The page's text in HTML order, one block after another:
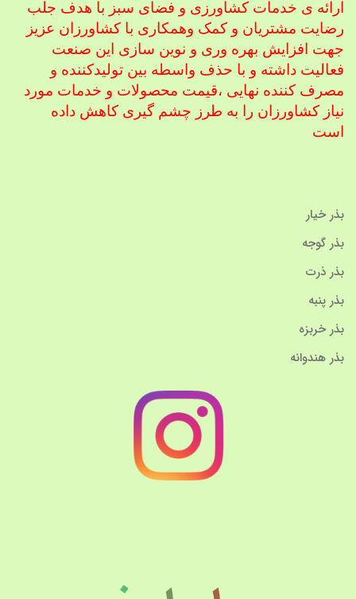
ارائه ی خدمات کشاورزی و فضای سبز با هدف جلب
رضایت مشتریان و کمک وهمکاری با کشاورزان عزیز
جهت افزایش بهره وری و نوین سازی این صنعت
فعالیت داشته و با حذف واسطه بین تولیدکننده و
مصرف کننده نهایی ،قیمت محصولات و خدمات مورد
نیاز کشاورزان را به طرز چشم گیری کاهش داده
است
بذر خیار
بذر گوجه
بذر ذرت
بذر پنبه
بذر خربزه
بذر هندوانه